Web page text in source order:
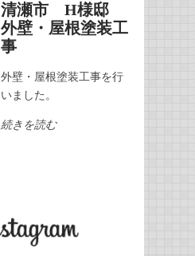
清瀬市 H様邸
外壁・屋根塗装工
事
外壁・屋根塗装工事を行
いました。
続きを読む